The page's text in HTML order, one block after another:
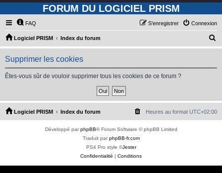
FORUM DU LOGICIEL PRISM
FAQ Connexion
S’enregistrer
Logiciel PRISM Index du forum
e
h
Supprimer les cookies
Êtes-vous sûr de vouloir supprimer tous les cookies de ce forum ?
Logiciel PRISM Index du forum Heures au format UTC+02:00
Développé parphpBB® Forum Software © phpBB Limited
Traduit parphpBB-fr.com
PS4 Pro style ©Jester
Confidentialité | Conditions